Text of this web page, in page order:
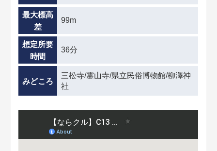
最大標高
差
99m
想定所要
時間
36分
みどころ
三松寺/霊山寺/県立民俗博物館/柳澤神
社